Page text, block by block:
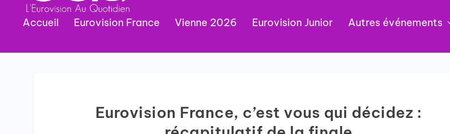
Accueil Eurovision France Vienne 2026 Eurovision Junior Autres événements
Eurovision France, c’est vous qui décidez :